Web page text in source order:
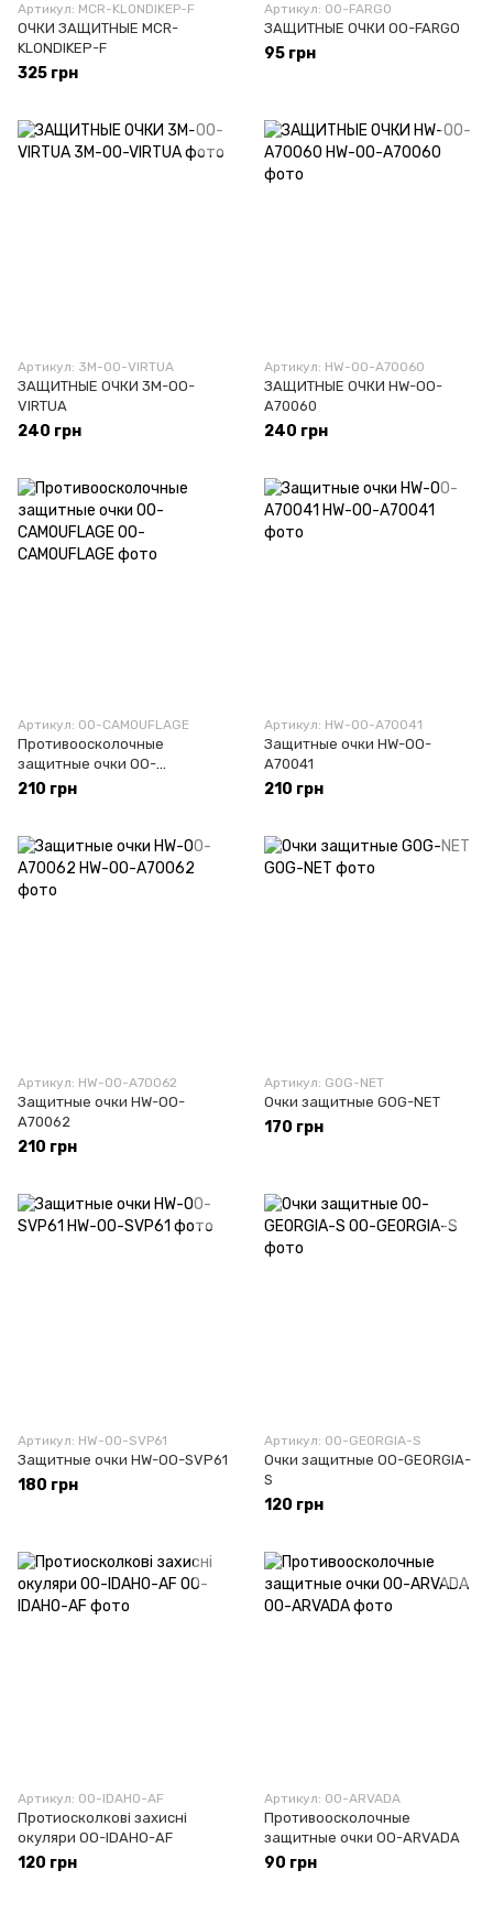
Артикул: MCR-KLONDIKEP-F
ОЧКИ ЗАЩИТНЫЕ MCR-
KLONDIKEP-F
325 грн
Артикул: OO-FARGO
ЗАЩИТНЫЕ ОЧКИ OO-FARGO
95 грн
Артикул: 3M-OO-VIRTUA
ЗАЩИТНЫЕ ОЧКИ 3M-OO-
VIRTUA
240 грн
Артикул: HW-OO-A70060
ЗАЩИТНЫЕ ОЧКИ HW-OO-
A70060
240 грн
Артикул: OO-CAMOUFLAGE
Противоосколочные
защитные очки OO-
CAMOUFLAGE
210 грн
Артикул: HW-OO-A70041
Защитные очки HW-OO-
A70041
210 грн
Артикул: HW-OO-A70062
Защитные очки HW-OO-
A70062
210 грн
Артикул: GOG-NET
Очки защитные GOG-NET
170 грн
Артикул: HW-OO-SVP61
Защитные очки HW-OO-SVP61
180 грн
Артикул: OO-GEORGIA-S
Очки защитные OO-GEORGIA-
S
120 грн
Артикул: OO-IDAHO-AF
Протиосколкові захисні
окуляри OO-IDAHO-AF
120 грн
Артикул: OO-ARVADA
Противоосколочные
защитные очки OO-ARVADA
90 грн